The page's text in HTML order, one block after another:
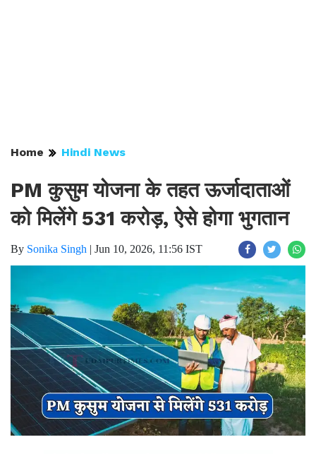
Home Hindi News
PM कुसुम योजना के तहत ऊर्जादाताओं
को मिलेंगे 531 करोड़, ऐसे होगा भुगतान
By Sonika Singh | Jun 10, 2026, 11:56 IST